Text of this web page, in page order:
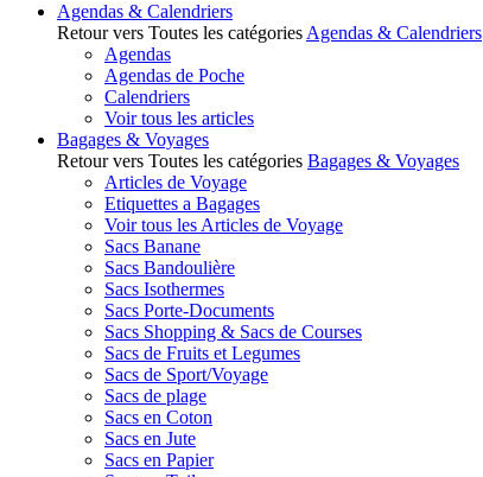
Agendas & Calendriers
Retour vers Toutes les catégories Agendas & Calendriers
Agendas
Agendas de Poche
Calendriers
Voir tous les articles
Bagages & Voyages
Retour vers Toutes les catégories Bagages & Voyages
Articles de Voyage
Etiquettes a Bagages
Voir tous les Articles de Voyage
Sacs Banane
Sacs Bandoulière
Sacs Isothermes
Sacs Porte-Documents
Sacs Shopping & Sacs de Courses
Sacs de Fruits et Legumes
Sacs de Sport/Voyage
Sacs de plage
Sacs en Coton
Sacs en Jute
Sacs en Papier